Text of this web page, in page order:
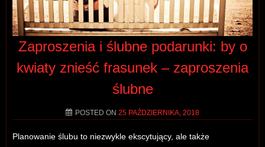
Zaproszenia i ślubne podarunki: by o
kwiaty znieść frasunek – zaproszenia
ślubne
POSTED ON 25 PAŹDZIERNIKA, 2018
Planowanie ślubu to niezwykle ekscytujący, ale także